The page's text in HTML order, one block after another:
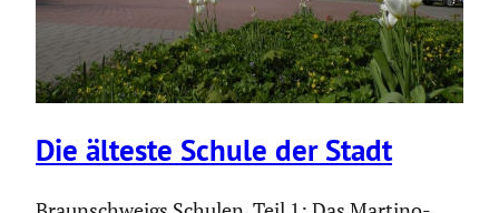
Die älteste Schule der Stadt